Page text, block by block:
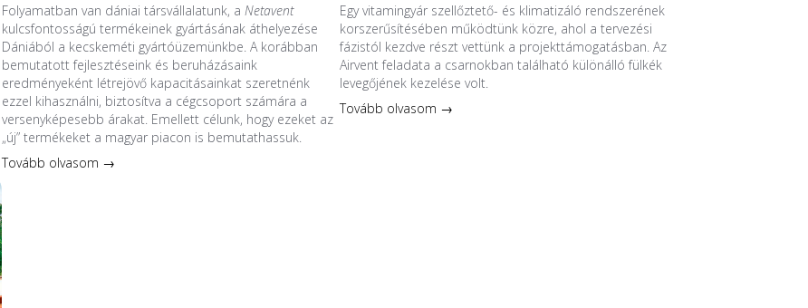
Folyamatban van dániai társvállalatunk, a Netavent
kulcsfontosságú termékeinek gyártásának áthelyezése
Dániából a kecskeméti gyártóüzemünkbe. A korábban
bemutatott fejlesztéseink és beruházásaink
eredményeként létrejövő kapacitásainkat szeretnénk
ezzel kihasználni, biztosítva a cégcsoport számára a
versenyképesebb árakat. Emellett célunk, hogy ezeket az
„új” termékeket a magyar piacon is bemutathassuk.
Tovább olvasom →
Egy vitamingyár szellőztető- és klimatizáló rendszerének
korszerűsítésében működtünk közre, ahol a tervezési
fázistól kezdve részt vettünk a projekttámogatásban. Az
Airvent feladata a csarnokban található különálló fülkék
levegőjének kezelése volt.
Tovább olvasom →